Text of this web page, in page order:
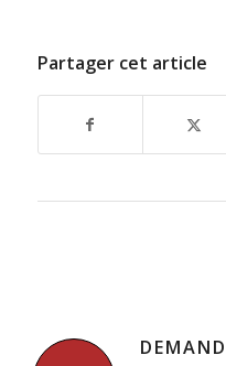
Partager cet article